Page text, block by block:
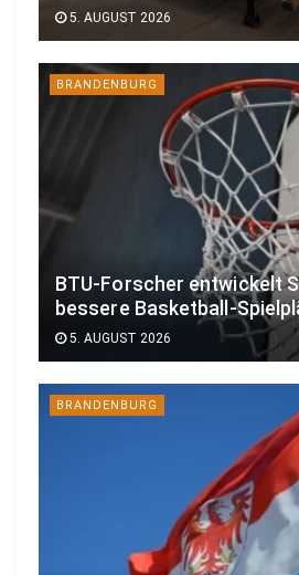
5. AUGUST 2026
BRANDENBURG
BTU-Forscher entwickelt
bessere Basketball-
5. AUGUST 2026
BRANDENBURG